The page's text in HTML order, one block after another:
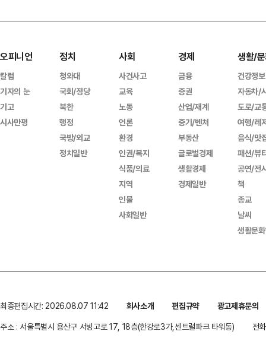
오피니언
칼럼
기자의 눈
기고
시사만평
정치
청와대
국회/정당
북한
행정
국방/외교
정치일반
사회
사건사고
교육
노동
언론
환경
인권/복지
식품/의료
지역
인물
사회일반
경제
금융
증권
산업/재계
중기/벤처
부동산
글로벌경제
생활경제
경제일반
생활/
건강정보
자동차/
도로/교
여행/레
음식/맛
패션/뷰
공연/전
책
종교
날씨
생활문
최종편집시간: 2026.08.07 11:42 회사소개 편집규약
광고제휴문의
주소 : 서울특별시 용산구 서빙고로 17, 18층(한강로3가,센트럴파크 타워동)
전